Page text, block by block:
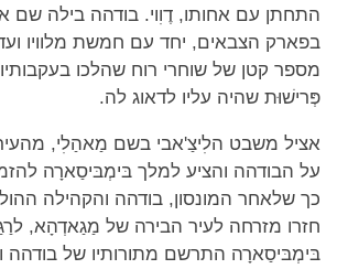
התחתן עם אחותו, דֶוִוי. בודהה בילה שם
בפארק הצבאים, יחד עם חמשת מלוויו
מספר קטן של שוחרי רוח שהלכו
פְּרישׁוּת שהיה עליו לדאוג לה.
אציל משבט הלִיצַ'אבי בשם מַאהַלִי,
על הבודהה והציע למלך בּימְבּיסַארָה
כך שלאחר המונסון, בודהה והקהילה
חזרו מזרחה לעיר הבירה של מַגַאדְהָא,
בּימְבּיסַארָה התרשם מתורותיו של בודהה